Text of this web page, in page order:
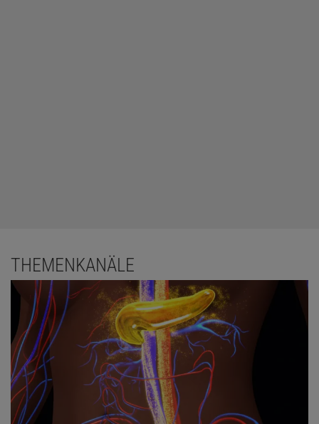
THEMENKANÄLE